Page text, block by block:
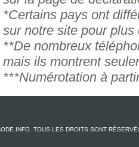
*Certains pays ont
sur notre site pour plus
**De nombreux
mais ils montrent
***Numérotation à
TOUS LES DROITS SONT